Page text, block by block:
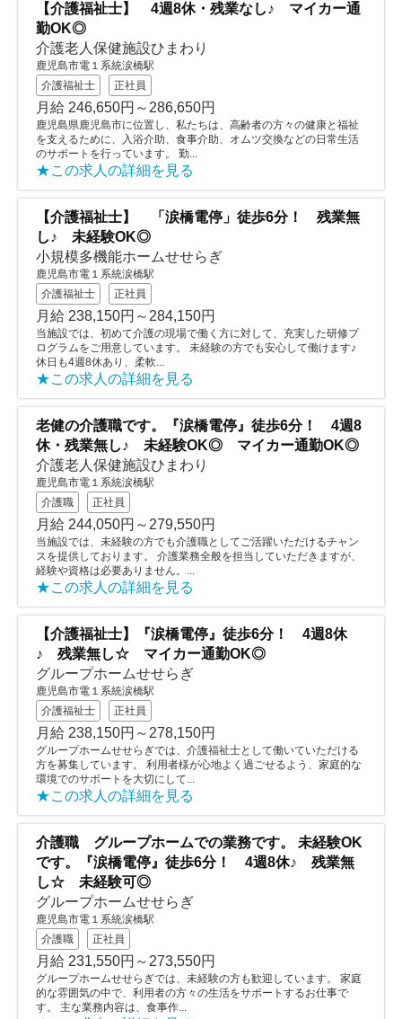
【介護福祉士】 4週8休・残業なし♪ マイカー通
勤OK◎
介護老人保健施設ひまわり
鹿児島市電１系統涙橋駅
介護福祉士
正社員
月給 246,650円～286,650円
鹿児島県鹿児島市に位置し、私たちは、高齢者の方々の健康と福祉
を支えるために、入浴介助、食事介助、オムツ交換などの日常生活
のサポートを行っています。 勤...
★この求人の詳細を見る
【介護福祉士】 「涙橋電停」徒歩6分！ 残業無
し♪ 未経験OK◎
小規模多機能ホームせせらぎ
鹿児島市電１系統涙橋駅
介護福祉士
正社員
月給 238,150円～284,150円
当施設では、初めて介護の現場で働く方に対して、充実した研修プ
ログラムをご用意しています。 未経験の方でも安心して働けます♪
休日も4週8休あり、柔軟...
★この求人の詳細を見る
老健の介護職です。『涙橋電停』徒歩6分！ 4週8
休・残業無し♪ 未経験OK◎ マイカー通勤OK◎
介護老人保健施設ひまわり
鹿児島市電１系統涙橋駅
介護職
正社員
月給 244,050円～279,550円
当施設では、未経験の方でも介護職としてご活躍いただけるチャン
スを提供しております。 介護業務全般を担当していただきますが、
経験や資格は必要ありません。...
★この求人の詳細を見る
【介護福祉士】『涙橋電停』徒歩6分！ 4週8休
♪ 残業無し☆ マイカー通勤OK◎
グループホームせせらぎ
鹿児島市電１系統涙橋駅
介護福祉士
正社員
月給 238,150円～278,150円
グループホームせせらぎでは、介護福祉士として働いていただける
方を募集しています。 利用者様が心地よく過ごせるよう、家庭的な
環境でのサポートを大切にして...
★この求人の詳細を見る
介護職 グループホームでの業務です。 未経験OK
です。『涙橋電停』徒歩6分！ 4週8休♪ 残業無
し☆ 未経験可◎
グループホームせせらぎ
鹿児島市電１系統涙橋駅
介護職
正社員
月給 231,550円～273,550円
グループホームせせらぎでは、未経験の方も歓迎しています。 家庭
的な雰囲気の中で、利用者の方々の生活をサポートするお仕事で
す。 主な業務内容は、食事作...